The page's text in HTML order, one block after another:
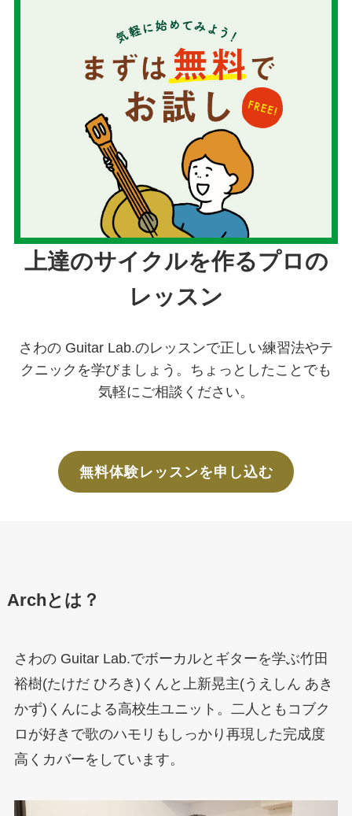
上達のサイクルを作るプロの
レッスン
さわの Guitar Lab.のレッスンで正しい練習法やテ
クニックを学びましょう。ちょっとしたことでも
気軽にご相談ください。
無料体験レッスンを申し込む
Archとは？
さわの Guitar Lab.でボーカルとギターを学ぶ竹田
裕樹(たけだ ひろき)くんと上新晃主(うえしん あき
かず)くんによる高校生ユニット。二人ともコブク
ロが好きで歌のハモリもしっかり再現した完成度
高くカバーをしています。